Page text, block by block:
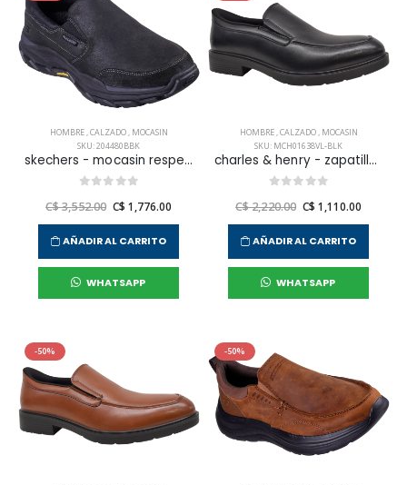
HOMBRE,CALZADO, MOCASIN
SKU: 204480BBK
skechers - mocasin respected para hombre
C$ 3,552.00 C$ 1,776.00
AÑADIR AL CARRITO
WHATSAPP
HOMBRE,CALZADO, MOCASIN
SKU: MCH01638VL-BLK
charles & henry - zapatilla oxford regal times para hombre
C$ 2,220.00 C$ 1,110.00
AÑADIR AL CARRITO
WHATSAPP
-50% -50%